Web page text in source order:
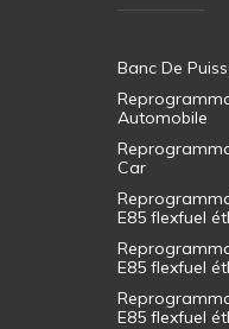
Banc De
Automobile
Car
E85 flexfuel
E85 flexfuel
E85 flexfuel